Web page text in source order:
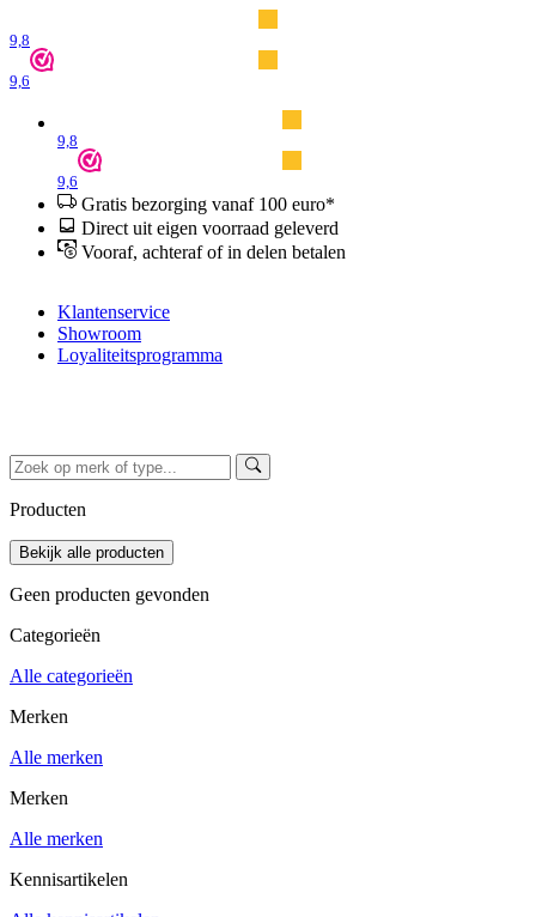
9,8
9,6
9,8
9,6
Gratis bezorging vanaf 100 euro*
Direct uit eigen voorraad geleverd
Vooraf, achteraf of in delen betalen
Klantenservice
Showroom
Loyaliteitsprogramma
Producten
Geen producten gevonden
Categorieën
Alle categorieën
Merken
Alle merken
Merken
Alle merken
Kennisartikelen